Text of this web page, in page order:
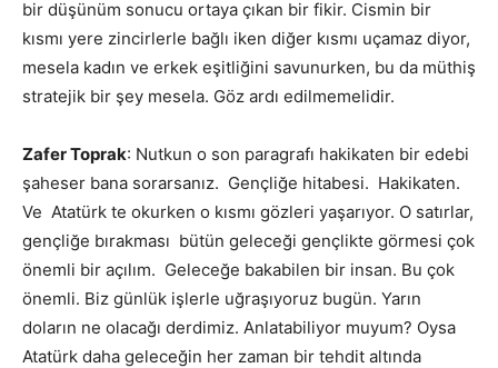
bir düşünüm sonucu ortaya çıkan bir fikir. Cismin bir
kısmı yere zincirlerle bağlı iken diğer kısmı uçamaz diyor,
mesela kadın ve erkek eşitliğini savunurken, bu da müthiş
stratejik bir şey mesela. Göz ardı edilmemelidir.
Zafer Toprak: Nutkun o son paragrafı hakikaten bir edebi
şaheser bana sorarsanız. Gençliğe hitabesi. Hakikaten.
Ve Atatürk te okurken o kısmı gözleri yaşarıyor. O satırlar,
gençliğe bırakması bütün geleceği gençlikte görmesi çok
önemli bir açılım. Geleceğe bakabilen bir insan. Bu çok
önemli. Biz günlük işlerle uğraşıyoruz bugün. Yarın
doların ne olacağı derdimiz. Anlatabiliyor muyum? Oysa
Atatürk daha geleceğin her zaman bir tehdit altında